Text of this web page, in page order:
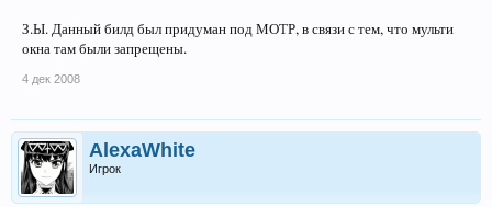
З.Ы. Данный билд был придуман под МОТР, в связи с тем, что мульти
окна там были запрещены.
4 дек 2008
AlexaWhite
Игрок